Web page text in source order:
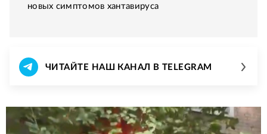
новых симптомов хантавируса
ЧИТАЙТЕ НАШ КАНАЛ В TELEGRAM